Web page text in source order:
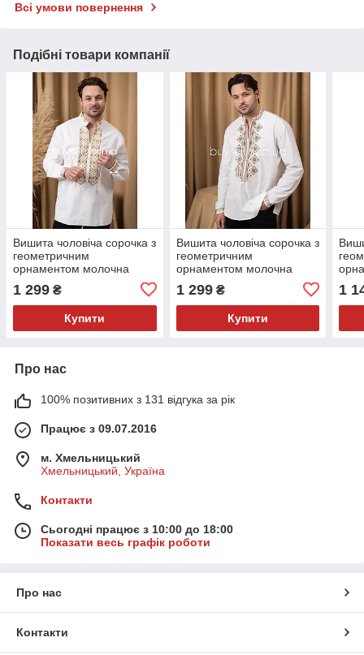
Всі умови повернення
Подібні товари компанії
Вишита чоловіча сорочка з
геометричним
орнаментом молочна
1 299 ₴
Купити
Вишита чоловіча сорочка з
геометричним
орнаментом молочна
1 299₴
Купити
1
Про нас
100% позитивних з 131 відгука за рік
Працює з 09.07.2016
м. Хмельницький
Хмельницький, Україна
Контакти
Сьогодні працює з 10:00 до 18:00
Показати весь графік роботи
Про нас
Контакти